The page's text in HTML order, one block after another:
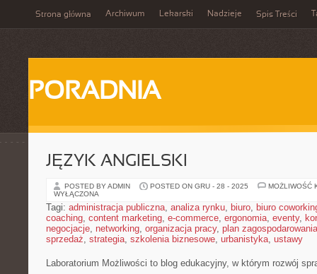
Strona główna Archiwum Lekarski Nadzieje Spis Treści
PORADNIA
JĘZYK ANGIELSKI
POSTED BY ADMIN POSTED ON GRU - 28 - 2025
MOŻLIWOŚĆ
WYŁĄCZONA
Tagi: administracja publiczna, analiza rynku, biuro, biuro
coaching, content marketing, e-commerce, ergonomia, eventy,
negocjacje, networking, organizacja pracy, plan zagospodarowania
sprzedaż, strategia, szkolenia biznesowe, urbanistyka, ustawy
Laboratorium Możliwości to blog edukacyjny, w którym rozwój